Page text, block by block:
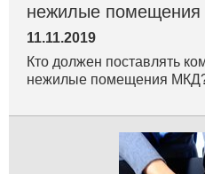
нежилые
11.11.2019
Кто должен поставлять
нежилые помещения